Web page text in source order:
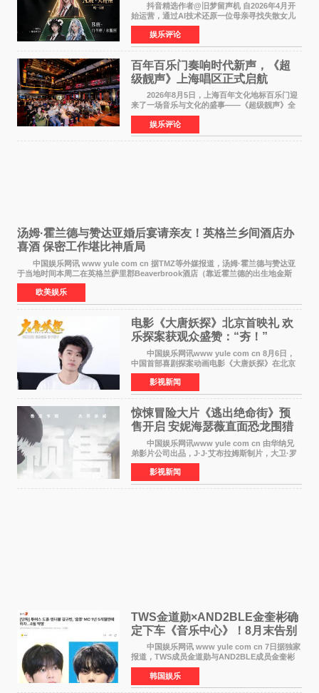
抖音精选作者@旧梦留声机 自2026年4月开
始运营，通过AI技术还原一位母亲寻找失散女儿
的故事，凭借强情感表达获得大量用户关注，发
布仅21小时便获得超1亿曝光、超1000万互动。
此后，账号持续沿
娱乐评论
百年百乐门奏响时代新声，《超
级靓声》上海唱区正式启航
2026年8月5日，上海百年文化地标百乐门迎
来了一场音乐与文化的盛事——《超级靓声》全
国励志音乐公益节目上海唱区新闻发布会暨启动
仪式在此隆重举行。各界领导、嘉宾与媒体朋友
齐聚一堂，共同
娱乐评论
汤姆·霍兰德与赞达亚婚后宴请亲友！英格兰乡间酒店办
喜酒 保密工作堪比神盾局
中国娱乐网讯 www yule com cn 据TMZ等外媒报道，汤姆·霍兰德与赞达亚
于当地时间本周二在英格兰萨里郡Beaverbrook酒店（靠近霍兰德的出生地金斯
顿）举办婚宴，邀请家人与朋友们喝喜酒，庆祝
欧美娱乐
电影《大唐妖探》北京首映礼 欢
乐探案获观众盛赞：“夯！”
中国娱乐网讯www yule com cn 8月6日，
中国首部喜剧探案动画电影《大唐妖探》在北京
举办电影首映礼。导演程腾、联合导演黄珉、总
制片人曹紫建、制片人李莹莹，配音导演张喆，
对白指导程寅，领
影视新闻
惊悚冒险大片《逃出绝命街》预
售开启 安妮海瑟薇直面恐龙围猎
中国娱乐网讯www yule com cn 由华纳兄
弟影片公司出品，J·J·艾布拉姆斯制片，大卫·罗
伯特·米切尔执导，好莱坞巨星安妮·海瑟薇和伊万
·麦克格雷格领衔主演的2026暑期惊悚冒险大片
《逃出绝
影视新闻
TWS金道勋×AND2BLE金奎彬确
定下车《音乐中心》！8月末告别
MC席位
中国娱乐网讯 www yule com cn 7日据独家
报道，TWS成员金道勋与AND2BLE成员金奎彬
将于8月离开《音乐中心》MC的位置。 金道
勋与金奎彬于去年3月与H2H A-NA一起被选为
《音乐中心》MC，约1
韩国娱乐